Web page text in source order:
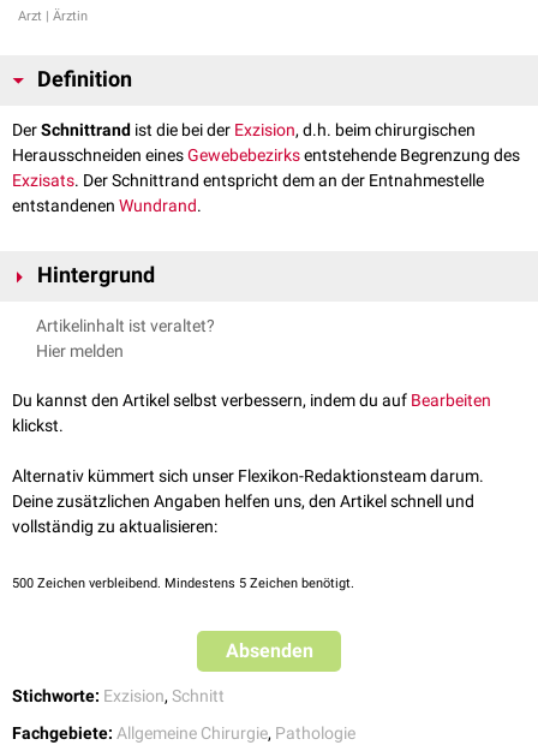
Arzt | Ärztin
Definition
DerSchnittrand ist die bei der Exzision, d.h. beim chirurgischen
Herausschneiden einesGewebebezirksentstehende Begrenzung des
Exzisats. Der Schnittrand entspricht dem an der Entnahmestelle
entstandenen Wundrand.
Hintergrund
Dem Schnittrand kommt bei der Entfernung von
große Bedeutung zu, da er Auskunft über die Vollständigkeit der
Schnittrandes nennt manSchnittrandkontrolle
Artikelinhalt ist veraltet?
Hier melden
Du kannst den Artikel selbst verbessern, indem du auf Bearbeiten
klickst.
Alternativ kümmert sich unser Flexikon-Redaktionsteam darum.
Deine zusätzlichen Angaben helfen uns, den Artikel schnell und
vollständig zu aktualisieren:
500 Zeichen verbleibend. Mindestens 5 Zeichen benötigt.
Absenden
Stichworte: Exzision, Schnitt
Fachgebiete: Allgemeine Chirurgie, Pathologie